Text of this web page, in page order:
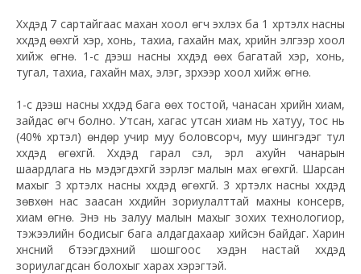
Хүүхдэд 7 сартайгаас махан хоол өгч эхлэх ба 1 хүртэлх насны
хүүхдэд өөхгүй үхэр, хонь, тахиа, гахайн мах, үхрийн элгээр хоол
хийж өгнө. 1-с дээш насны хүүхдэд өөх багатай үхэр, хонь,
тугал, тахиа, гахайн мах, элэг, зүрхээр хоол хийж өгнө.
1-с дээш насны хүүхдэд бага өөх тостой, чанасан үхрийн хиам,
зайдас өгч болно. Утсан, хагас утсан хиам нь хатуу, тос нь
(40% хүртэл) өндөр учир муу боловсорч, муу шингэдэг тул
хүүхдэд өгөхгүй. Хүүхдэд гарал үүсэл, эрүүл ахуйн чанарын
шаардлага нь мэдэгдэхгүй зэрлэг малын мах өгөхгүй. Шарсан
махыг 3 хүртэлх насны хүүхдэд өгөхгүй. 3 хүртэлх насны хүүхдэд
зөвхөн нас заасан хүүхдийн зориулалттай махны консерв,
хиам өгнө. Энэ нь залуу малын махыг зохих технологиор,
тэжээлийн бодисыг бага алдагдахаар хийсэн байдаг. Харин
хүнсний бүтээгдэхүүний шошгоос хэдэн настай хүүхдэд
зориулагдсан болохыг харах хэрэгтэй.